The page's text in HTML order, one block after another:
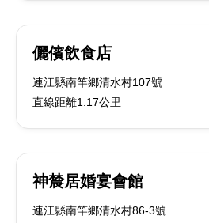
儷儐飲食店
連江縣南竿鄉清水村107號
直線距離1.17公里
神辳居婚宴會館
連江縣南竿鄉清水村86-3號